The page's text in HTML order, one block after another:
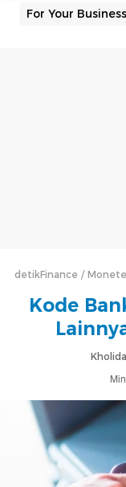
For Your Business
detikFinance
Kode